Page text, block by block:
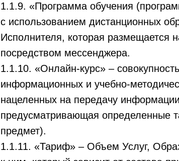
1.1.9. «Программа обучения
с использованием дистанционных
Исполнителя, которая размещается
посредством мессенджера.
1.1.10. «Онлайн-курс» –
информационных и учебно-
нацеленных на передачу
предусматривающая определенные
предмет).
1.1.11. «Тариф» – Объем Услуг,